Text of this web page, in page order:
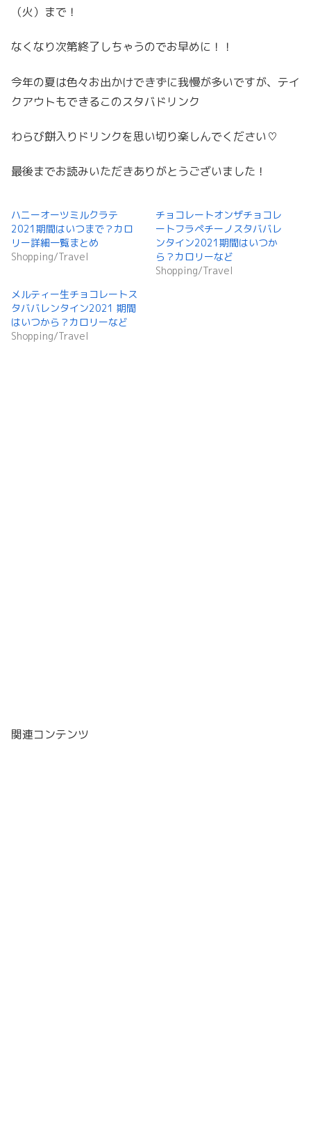
（火）まで！
なくなり次第終了しちゃうのでお早めに！！
今年の夏は色々お出かけできずに我慢が多いですが、テイ
クアウトもできるこのスタバドリンク
わらび餅入りドリンクを思い切り楽しんでください♡
最後までお読みいただきありがとうございました！
ハニーオーツミルクラテ
2021期間はいつまで？カロ
リー詳細一覧まとめ
Shopping/Travel
チョコレートオンザチョコレ
ートフラペチーノスタババレ
ンタイン2021期間はいつか
ら？カロリーなど
Shopping/Travel
メルティー生チョコレートス
タババレンタイン2021 期間
はいつから？カロリーなど
Shopping/Travel
関連コンテンツ